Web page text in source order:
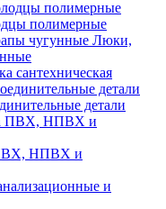
полимерные
Люки,
сантехническая
детали
ПВХ, НПВХ и